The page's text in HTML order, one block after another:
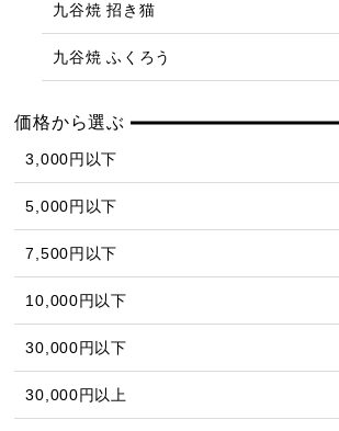
九谷焼 招き猫
九谷焼 ふくろう
価格から選ぶ
3,000円以下
5,000円以下
7,500円以下
10,000円以下
30,000円以下
30,000円以上